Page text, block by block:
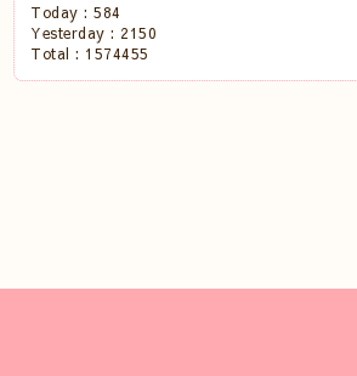
Today :584
Yesterday : 2150
Total : 1574455